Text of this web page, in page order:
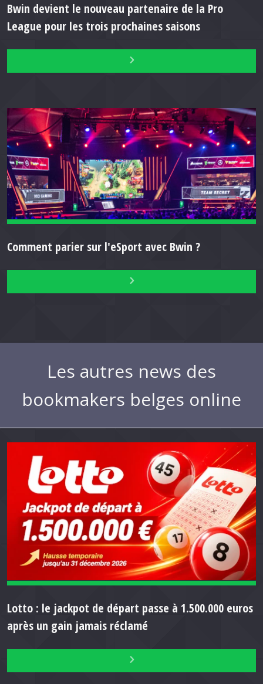
Bwin devient le nouveau partenaire de la Pro
League pour les trois prochaines saisons
Comment parier sur l'eSport avec Bwin ?
Les autres news des
bookmakers belges online
Lotto : le jackpot de départ passe à 1.500.000 euros
après un gain jamais réclamé